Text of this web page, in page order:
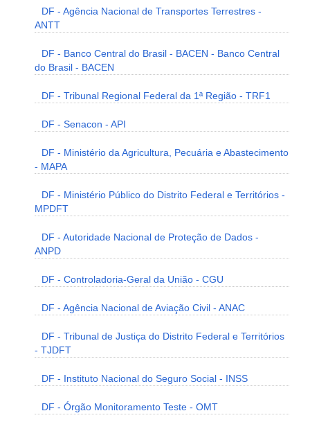
DF - Agência Nacional de Transportes Terrestres -
ANTT
DF - Banco Central do Brasil - BACEN - Banco Central
do Brasil - BACEN
DF - Tribunal Regional Federal da 1ª Região - TRF1
DF - Senacon - API
DF - Ministério da Agricultura, Pecuária e Abastecimento
- MAPA
DF - Ministério Público do Distrito Federal e Territórios -
MPDFT
DF - Autoridade Nacional de Proteção de Dados -
ANPD
DF - Controladoria-Geral da União - CGU
DF - Agência Nacional de Aviação Civil - ANAC
DF - Tribunal de Justiça do Distrito Federal e Territórios
- TJDFT
DF - Instituto Nacional do Seguro Social - INSS
DF - Órgão Monitoramento Teste - OMT